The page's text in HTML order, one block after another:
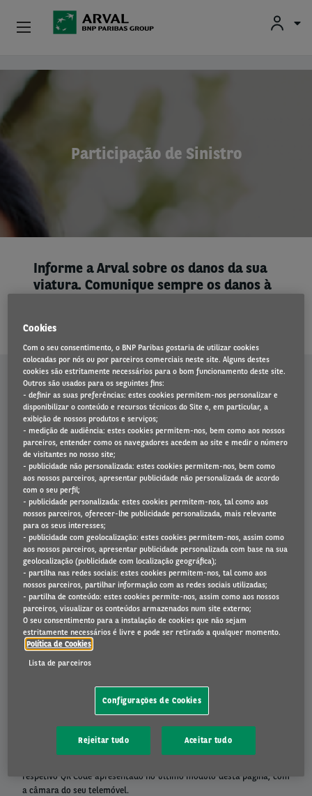
Passar para o conteúdo principal
Participação de Sinistro
Informe a Arval sobre os danos da sua
viatura. Comunique sempre os danos à
Left
column
Right
column
COMO PARTICIPAR UM SINISTRO?
Os sinistros devem ser reportados através doMy Arval Mobile. Caso
o acidente envolva terceiros, devem preencher em conjunto um
formulário de declaração de acidente em vigor na União Europeia ou
aceder ahttps://www.e-segurnet.pt/
e fazer o seu upload no My
Arval Mobile. Pode também adicionar fotografias da situação, que
nos poderão ajudar a evitar discussões posteriores. Se existirem
disponível na versão mobile. Se estiver a navegar no site através do
seu smartphone, pode aceder à aplicação clicando no botão abaixo.
respetivo QR Code apresentado no último módulo desta página, com
a câmara do seu telemóvel.
Particulares
Profissionais E Pequenas Empresas
Condutores
Cookies
Com o seu consentimento, o BNP Paribas gostaria de utilizar cookies
colocadas por nós ou por parceiros comerciais neste site. Alguns destes
cookies são estritamente necessários para o bom funcionamento deste site.
Outros são usados para os seguintes fins:
- definir as suas preferências: estes cookies permitem-nos personalizar e
disponibilizar o conteúdo e recursos técnicos do Site e, em particular, a
exibição de nossos produtos e serviços;
- medição de audiência: estes cookies permitem-nos, bem como aos nossos
parceiros, entender como os navegadores acedem ao site e medir o número
de visitantes no nosso site;
- publicidade não personalizada: estes cookies permitem-nos, bem como
aos nossos parceiros, apresentar publicidade não personalizada de acordo
com o seu perfil;
- publicidade personalizada: estes cookies permitem-nos, tal como aos
nossos parceiros, oferecer-lhe publicidade personalizada, mais relevante
para os seus interesses;
- publicidade com geolocalização: estes cookies permitem-nos, assim como
aos nossos parceiros, apresentar publicidade personalizada com base na sua
geolocalização (publicidade com localização geográfica);
- partilha nas redes sociais: estes cookies permitem-nos, tal como aos
nossos parceiros, partilhar informação com as redes sociais utilizadas;
- partilha de conteúdo: estes cookies permite-nos, assim como aos nossos
parceiros, visualizar os conteúdos armazenados num site externo;
O seu consentimento para a instalação de cookies que não sejam
estritamente necessários é livre e pode ser retirado a qualquer momento.
Política de Cookies
Lista de parceiros
Configurações de Cookies
Rejeitar tudo Aceitar tudo